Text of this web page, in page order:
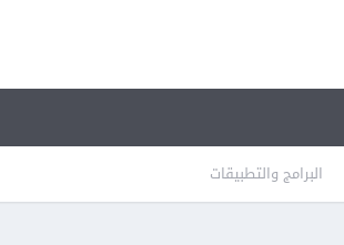
البرامج والتطبيقات